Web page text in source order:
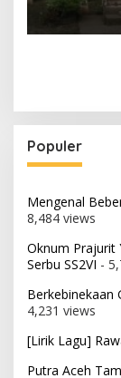
Populer
Mengenal
8,484 views
Oknum Prajurit
Serbu SS2VI -
Berkebinekaan
4,231 views
[Lirik Lagu]
Putra Aceh